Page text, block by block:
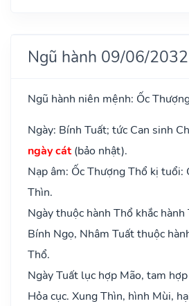
Ngũ hành 09/06/2032
Ngũ hành niên mệnh: Ốc
Ngày: Bính Tuất; tức Can sinh
ngày cát(bảo nhật).
Nạp âm: Ốc Thượng Thổ kị tuổi:
Thìn.
Ngày thuộc hành Thổ khắc
Bính Ngọ, Nhâm Tuất thuộc
Thổ.
Ngày Tuất lục hợp Mão, tam
Hỏa cục. Xung Thìn, hình Mùi,